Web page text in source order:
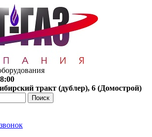
тракт (дублер), 6 (Домострой)
Поиск